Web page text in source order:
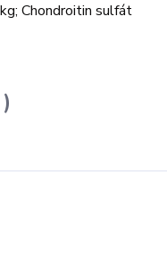
Chondroitin sulfát